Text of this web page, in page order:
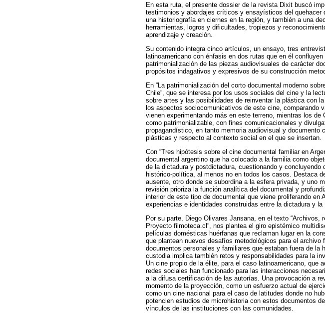
En esta ruta, el presente dossier de la revista Dixit buscó
testimonios y abordajes críticos y ensayísticos del quehacer
una historiografía en ciernes en la región, y también a una
herramientas, logros y dificultades, tropiezos y
aprendizaje y creación.
Su contenido integra cinco artículos, un ensayo, tres
latinoamericano con énfasis en dos rutas que en él
patrimonialización de las piezas audiovisuales de carácter
propósitos indagativos y expresivos de su construcción
En “La patrimonialización del corto documental moderno
Chile”, que se interesa por los usos sociales del cine y la
sobre artes y las posibilidades de reinventar la plástica con
los aspectos sociocomunicativos de este cine, comparando
vienen experimentando más en este terreno, mientras los
como patrimonializable, con fines comunicacionales y
propagandístico, en tanto memoria audiovisual y documento
plásticas y respecto al contexto social en el que se insertan.
Con “Tres hipótesis sobre el cine documental familiar en
documental argentino que ha colocado a la familia como
de la dictadura y postdictadura, cuestionando y
histórico-política, al menos no en todos los casos. Destaca
ausente, otro donde se subordina a la esfera privada, y uno
revisión prioriza la función analítica del documental y
interior de este tipo de documental que viene proliferando
experiencias e identidades construidas entre la dictadura y
Por su parte, Diego Olivares Jansana, en el texto
Proyecto filmoteca.cl”, nos plantea el giro epistémico
películas domésticas huérfanas que reclaman lugar en la
que plantean nuevos desafíos metodológicos para el
documentos personales y familiares que estaban fuera de
custodia implica también retos y responsabilidades para la
Un cine propio de la élite, para el caso latinoamericano, que
redes sociales han funcionado para las interacciones
a la difusa certificación de las autorías. Una provocación a
momento de la proyección, como un esfuerzo actual de
como un cine nacional para el caso de latitudes donde no
potencien estudios de microhistoria con estos documentos
vínculos de las instituciones con las comunidades.